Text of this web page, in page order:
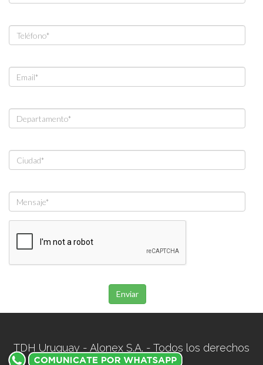
Enviar
TDH Uruguay - Alonex S.A. - Todos los derechos
reservados.